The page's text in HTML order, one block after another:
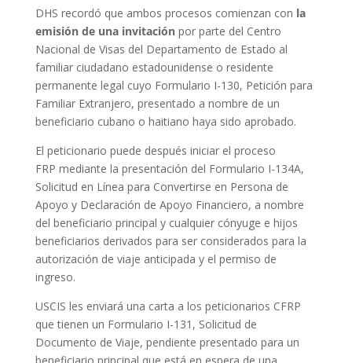
DHS recordó que ambos procesos comienzan con la
emisión de una invitaciónpor parte del Centro
Nacional de Visas del Departamento de Estado al
familiar ciudadano estadounidense o residente
permanente legal cuyo Formulario I-130, Petición para
Familiar Extranjero, presentado a nombre de un
beneficiario cubano o haitiano haya sido aprobado.
El peticionario puede después iniciar el proceso
FRP mediante la presentación del Formulario I-134A,
Solicitud en Línea para Convertirse en Persona de
Apoyo y Declaración de Apoyo Financiero, a nombre
del beneficiario principal y cualquier cónyuge e hijos
beneficiarios derivados para ser considerados para la
autorización de viaje anticipada y el permiso de
ingreso.
USCIS les enviará una carta a los peticionarios CFRP
que tienen un Formulario I-131, Solicitud de
Documento de Viaje, pendiente presentado para un